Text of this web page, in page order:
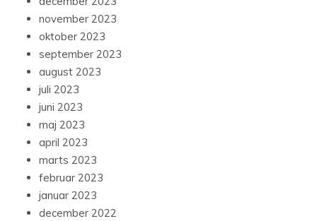
november 2023
oktober 2023
september 2023
august 2023
juli 2023
juni 2023
maj 2023
april 2023
marts 2023
februar 2023
januar 2023
december 2022